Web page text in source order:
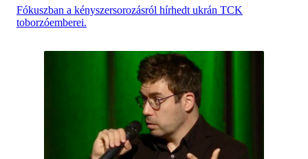
Fókuszban a kényszersorozásról hírhedt ukrán TCK
toborzóemberei.